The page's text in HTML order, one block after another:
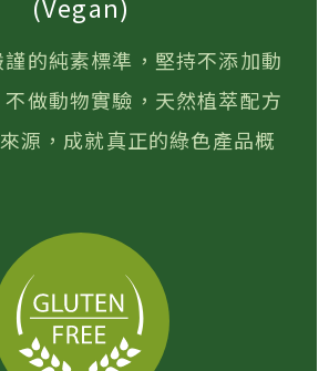
的純素標準，堅持不添加動
做動物實驗，天然植萃配方
源，成就真正的綠色產品概